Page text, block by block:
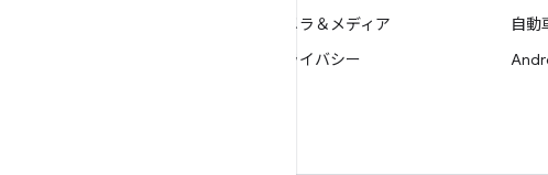
カメラ＆メディア
プライバシー
自動